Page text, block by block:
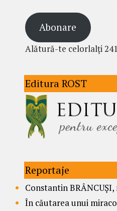
Abonare
Alătură-te celorlalți
Editura ROST
Reportaje
Constantin
În căutarea unui